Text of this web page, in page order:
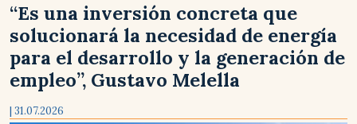
“Es una inversión concreta que
solucionará la necesidad de energía
para el desarrollo y la generación de
empleo”, Gustavo Melella
| 31.07.2026